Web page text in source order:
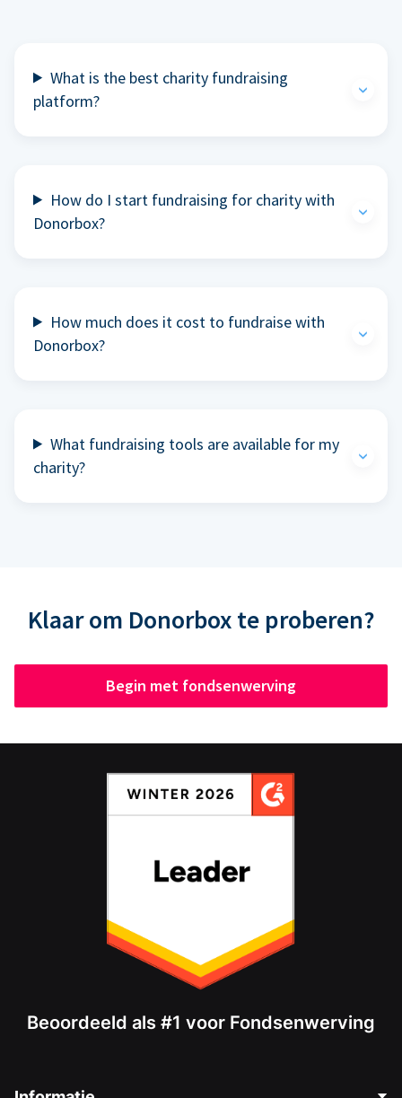
What is the best charity fundraising
platform?
How do I start fundraising for charity with
Donorbox?
How much does it cost to fundraise with
Donorbox?
What fundraising tools are available for my
charity?
Klaar om Donorbox te proberen?
Begin met fondsenwerving
Beoordeeld als #1 voor Fondsenwerving